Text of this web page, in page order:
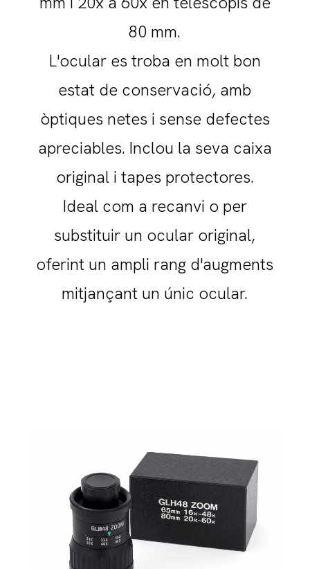
80 mm.
L'ocular es troba en molt bon
estat de conservació, amb
òptiques netes i sense defectes
apreciables. Inclou la seva caixa
original i tapes protectores.
Ideal com a recanvi o per
substituir un ocular original,
oferint un ampli rang d'augments
mitjançant un únic ocular.